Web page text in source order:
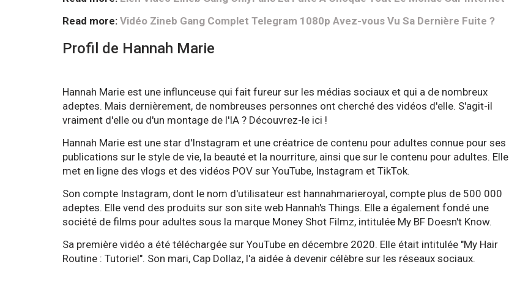
Read more: Vidéo Zineb Gang Complet Telegram 1080p Avez-vous Vu Sa Dernière Fuite ?
Profil de Hannah Marie
Hannah Marie est une influnceuse qui fait fureur sur les médias sociaux et qui a de nombreux
adeptes. Mais dernièrement, de nombreuses personnes ont cherché des vidéos d'elle. S'agit-il
vraiment d'elle ou d'un montage de l'IA ? Découvrez-le ici !
Hannah Marie est une star d'Instagram et une créatrice de contenu pour adultes connue pour ses
publications sur le style de vie, la beauté et la nourriture, ainsi que sur le contenu pour adultes. Elle
met en ligne des vlogs et des vidéos POV sur YouTube, Instagram et TikTok.
Son compte Instagram, dont le nom d'utilisateur est hannahmarieroyal, compte plus de 500 000
adeptes. Elle vend des produits sur son site web Hannah's Things. Elle a également fondé une
société de films pour adultes sous la marque Money Shot Filmz, intitulée My BF Doesn't Know.
Sa première vidéo a été téléchargée sur YouTube en décembre 2020. Elle était intitulée "My Hair
Routine : Tutoriel". Son mari, Cap Dollaz, l'a aidée à devenir célèbre sur les réseaux sociaux.